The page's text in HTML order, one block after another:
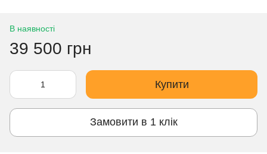
В наявності
39 500 грн
Купити
Замовити в 1 клік